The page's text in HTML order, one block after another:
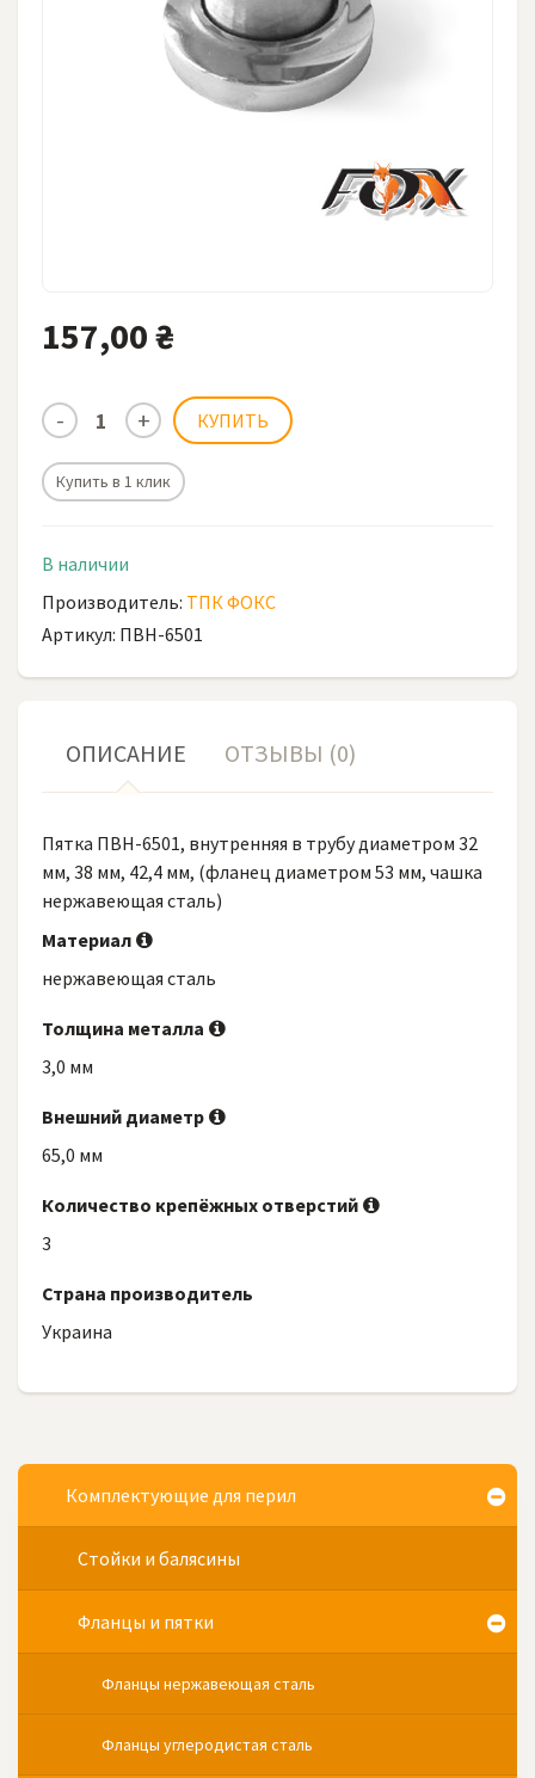
157,00 ₴
Купить в 1 клик
В наличии
Производитель: ТПК ФОКС
Артикул: ПВН-6501
ОПИСАНИЕ ОТЗЫВЫ (0)
Пятка ПВН-6501, внутренняя в трубу диаметром 32
мм, 38 мм, 42,4 мм, (фланец диаметром 53 мм, чашка
нержавеющая сталь)
Материал
нержавеющая сталь
Толщина металла
3,0 мм
Внешний диаметр
65,0 мм
Количество крепёжных отверстий
3
Страна производитель
Украина
Комплектующие для перил
Стойки и балясины
Фланцы и пятки
Фланцы нержавеющая сталь
Фланцы углеродистая сталь